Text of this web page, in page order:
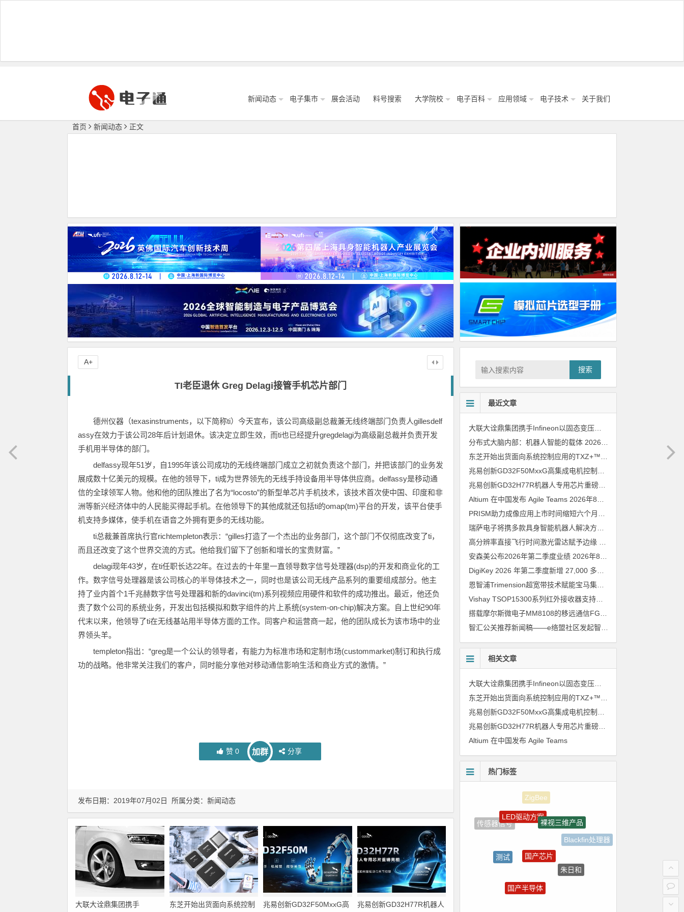
新闻动态 电子集市 展会活动 料号搜索 大学院校 电子百科 应用领域 电子技术 关于我们
首页 新闻动态 正文
TI老臣退休 Greg Delagi接管手机芯片部门
德州仪器（texasinstruments，以下简称ti）今天宣布，该公司高级副总裁兼无线终端部门负责人gillesdelf
assy在效力于该公司28年后计划退休。该决定立即生效，而ti也已经提升gregdelagi为高级副总裁并负责开发
手机用半导体的部门。
delfassy现年51岁，自1995年该公司成功的无线终端部门成立之初就负责这个部门，并把该部门的业务发
展成数十亿美元的规模。在他的领导下，ti成为世界领先的无线手持设备用半导体供应商。delfassy是移动通
信的全球领军人物。他和他的团队推出了名为“locosto”的新型单芯片手机技术，该技术首次使中国、印度和非
洲等新兴经济体中的人民能买得起手机。在他领导下的其他成就还包括ti的omap(tm)平台的开发，该平台使手
机支持多媒体，使手机在语音之外拥有更多的无线功能。
ti总裁兼首席执行官richtempleton表示：“gilles打造了一个杰出的业务部门，这个部门不仅彻底改变了ti，
而且还改变了这个世界交流的方式。他给我们留下了创新和增长的宝贵财富。”
delagi现年43岁，在ti任职长达22年。在过去的十年里一直领导数字信号处理器(dsp)的开发和商业化的工
作。数字信号处理器是该公司核心的半导体技术之一，同时也是该公司无线产品系列的重要组成部分。他主
持了业内首个1千兆赫数字信号处理器和新的davinci(tm)系列视频应用硬件和软件的成功推出。最近，他还负
责了数个公司的系统业务，开发出包括模拟和数字组件的片上系统(system-on-chip)解决方案。自上世纪90年
代末以来，他领导了ti在无线基站用半导体方面的工作。同客户和运营商一起，他的团队成长为该市场中的业
界领头羊。
templeton指出：“greg是一个公认的领导者，有能力为标准市场和定制市场(custommarket)制订和执行成
功的战略。他非常关注我们的客户，同时能分享他对移动通信影响生活和商业方式的激情。”
赞0 加群 分享
A+
发布日期：2019年07月02日 所属分类： 新闻动态
大联大诠鼎集团携手 东芝开始出货面向系统控制 兆易创新GD32F50MxxG高 兆易创新GD32H77R机器人
搜索
最近文章
大联大诠鼎集团携手Infineon以固态变压器重构配电效率新标杆
分布式大脑内部：机器人智能的载体 2026年8月6日
兆易创新GD32H77R机器人专用芯片重磅亮相，精准赋能伺服驱动与关节控制
Altium 在中国发布 Agile Teams 2026年8月6日
安森美公布2026年第二季度业绩 2026年8月6日
恩智浦Trimension超宽带技术赋能宝马集团Digital Key Plus及生命体存在检测功能
Vishay TSOP15300系列红外接收器支持所有主流遥控代码
相关文章
大联大诠鼎集团携手Infineon以固态变压器重构配电效率新标杆
兆易创新GD32H77R机器人专用芯片重磅亮相，精准赋能伺服驱动与关节控制
Altium 在中国发布 Agile Teams
热门标签
传感器信号
LED驱动方案
裸视三维产品
Blackfin处理器
测试
朱日和
国产半导体